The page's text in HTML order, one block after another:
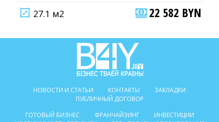
27.1 м2
22 582 BYN
НОВОСТИ И СТАТЬИ КОНТАКТЫ
ЗАКЛАДКИ
ПУБЛИЧНЫЙ ДОГОВОР
ГОТОВЫЙ БИЗНЕС
ФРАНЧАЙЗИНГ
ИНВЕСТИЦИИ